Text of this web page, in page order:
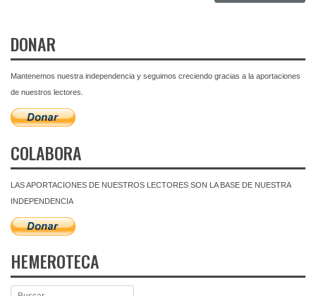
DONAR
Mantenemos nuestra independencia y seguimos creciendo gracias a la aportaciones
de nuestros lectores.
COLABORA
LAS APORTACIONES DE NUESTROS LECTORES SON LA BASE DE NUESTRA
INDEPENDENCIA
HEMEROTECA